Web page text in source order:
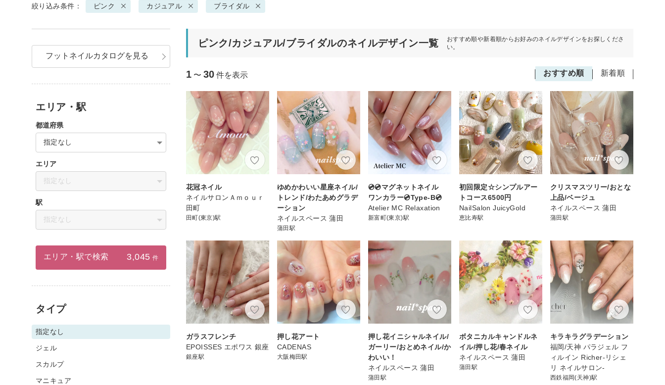
絞り込み条件： ピンク カジュアル ブライダル
ピンク/カジュアル/ブライダルのネイルデザイン一覧
おすすめ順や新着順からお好みのネイルデザインをお探しくださ
い。
おすすめ順 新着順
1 〜 30 件を表示
花冠ネイル
ネイルサロンＡｍｏｕｒ
田町
田町(東京)駅
ゆめかわいい星座ネイル/
トレンド/わたあめグラデ
ーション
ネイルスペース 蒲田
蒲田駅
💿💿マグネットネイル
ワンカラー💿Type-B💿
Atelier MC Relaxation
新富町(東京)駅
初回限定☆シンプルアー
トコース6500円
NailSalon JuicyGold
恵比寿駅
クリスマスツリー/おとな
上品/ベージュ
ネイルスペース 蒲田
蒲田駅
ガラスフレンチ
EPOISSES エポワス 銀座
銀座駅
押し花アート
CADENAS
大阪梅田駅
押し花イニシャルネイル/
ガーリー/おとめネイル/か
わいい！
ネイルスペース 蒲田
蒲田駅
ボタニカルキャンドルネ
イル/押し花/春ネイル
ネイルスペース 蒲田
蒲田駅
キラキラグラデーション
福岡/天神 パラジェル フ
ィルイン Richer-リシェ
リ ネイルサロン-
西鉄福岡(天神)駅
フットネイルカタログを見る
エリア・駅
都道府県
指定なし
エリア
指定なし
駅
指定なし
エリア・駅で検索 3,045 件
タイプ
指定なし
ジェル
スカルプ
マニキュア